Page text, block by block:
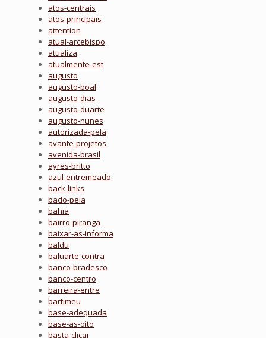
atos-centrais
atos-principais
attention
atual-arcebispo
atualiza
atualmente-est
augusto
augusto-boal
augusto-dias
augusto-duarte
augusto-nunes
autorizada-pela
avante-projetos
avenida-brasil
ayres-britto
azul-entremeado
back-links
bado-pela
bahia
bairro-piranga
baixar-as-informa
baldu
baluarte-contra
banco-bradesco
banco-centro
barreira-entre
bartimeu
base-adequada
base-as-oito
basta-clicar